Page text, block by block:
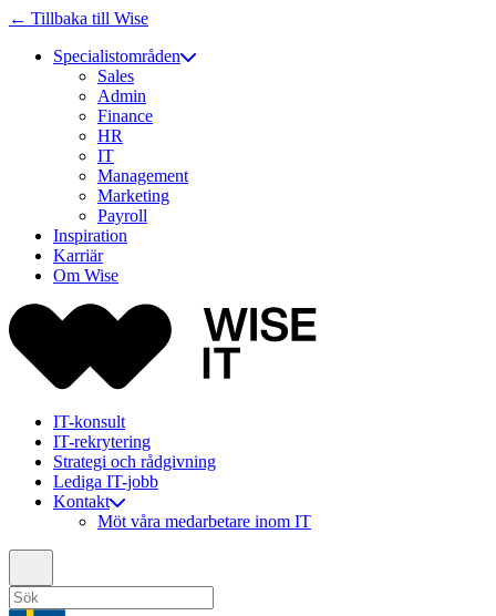
← Tillbaka till Wise
Specialistområden
Sales
Admin
Finance
HR
IT
Management
Marketing
Payroll
Inspiration
Karriär
Om Wise
IT-konsult
IT-rekrytering
Strategi och rådgivning
Lediga IT-jobb
Kontakt
Möt våra medarbetare inom IT